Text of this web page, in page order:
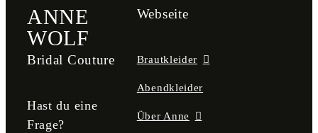
ANNE
WOLF
Bridal Couture
Hast du eine
Frage?
Webseite
Brautkleider
Abendkleider
Über Anne